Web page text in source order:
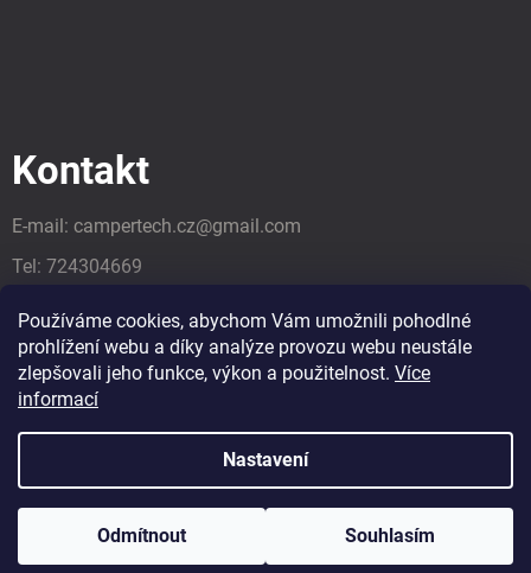
Používáme cookies, abychom Vám umožnili pohodlné
prohlížení webu a díky analýze provozu webu neustále
zlepšovali jeho funkce, výkon a použitelnost. Více
informací
Nastavení
Odmítnout Souhlasím
Kontakt
E-mail: campertech.cz@gmail.com
Tel: 724304669